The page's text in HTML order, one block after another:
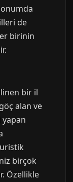
illeri de
birinin
bir il
alan ve
birçok
Özellikle